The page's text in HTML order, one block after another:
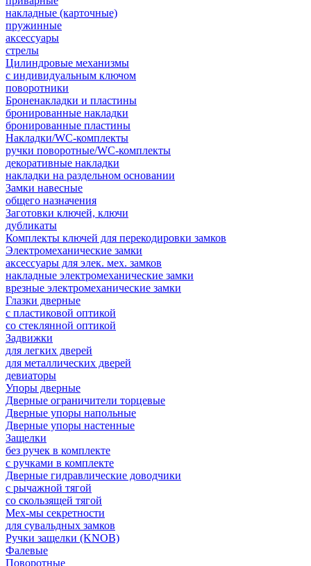
накладные (карточные)
пружинные
аксессуары
стрелы
Цилиндровые механизмы
с индивидуальным ключом
поворотники
Броненакладки и пластины
бронированные накладки
бронированные пластины
Накладки/WC-комплекты
ручки поворотные/WC-комплекты
декоративные накладки
накладки на раздельном основании
Замки навесные
общего назначения
Заготовки ключей, ключи
дубликаты
Комплекты ключей для перекодировки замков
Электромеханические замки
аксессуары для элек. мех. замков
накладные электромеханические замки
врезные электромеханические замки
Глазки дверные
с пластиковой оптикой
со стеклянной оптикой
Задвижки
для легких дверей
для металлических дверей
девиаторы
Упоры дверные
Дверные ограничители торцевые
Дверные упоры напольные
Дверные упоры настенные
Защелки
без ручек в комплекте
с ручками в комплекте
Дверные гидравлические доводчики
с рычажной тягой
со скользящей тягой
Мех-мы секретности
для сувальдных замков
Ручки защелки (KNOB)
Фалевые
Поворотные